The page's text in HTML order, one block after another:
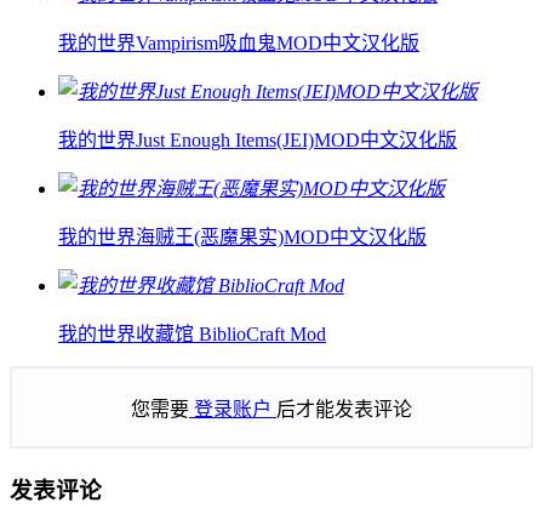
我的世界Vampirism吸血鬼MOD中文汉化版
我的世界Just Enough Items(JEI)MOD中文汉化版
我的世界海贼王(恶魔果实)MOD中文汉化版
我的世界收藏馆 BiblioCraft Mod
您需要 登录账户 后才能发表评论
发表评论